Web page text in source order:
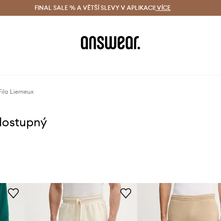
zdarma (od 1800 Kč) Doručení i do 24 h
FINAL SALE % A VĚTŠÍ SLEVY V APLIKACI! VÍCE
Lierneux